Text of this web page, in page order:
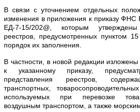
В связи с уточнением отдельных
изменения в приложения к приказу ФНС
ЕД-7-15/202@, которым
реестров, предусмотренных пунктом
порядок их заполнения.
В частности, в новой редакции
к указанному приказу,
представления реестров,
транспортных,
используемых при перевозке
воздушным транспортом, а также